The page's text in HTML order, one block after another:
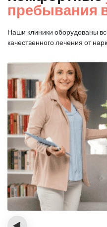
пребывания
Наши клиники оборудованы
качественного лечения от